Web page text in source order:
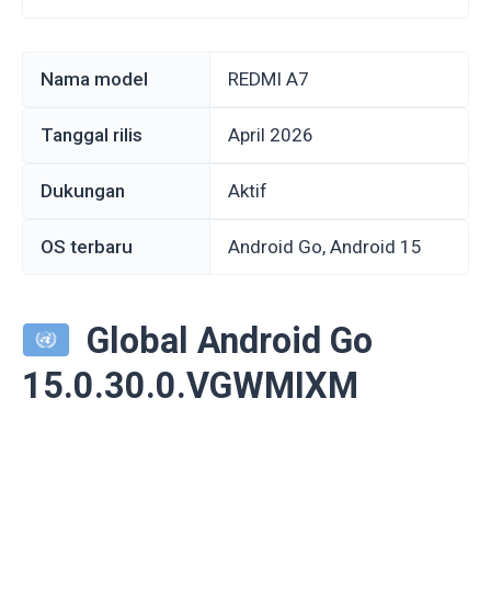
Nama model REDMI A7
Tanggal rilis April 2026
Dukungan Aktif
OS terbaru Android Go, Android 15
Global Android Go
15.0.30.0.VGWMIXM